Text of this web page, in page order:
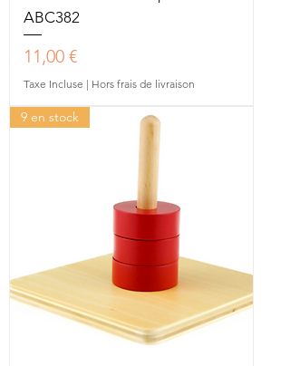
ABC382
Prix
11,00 €
Taxe Incluse | Hors frais de livraison
9 en stock